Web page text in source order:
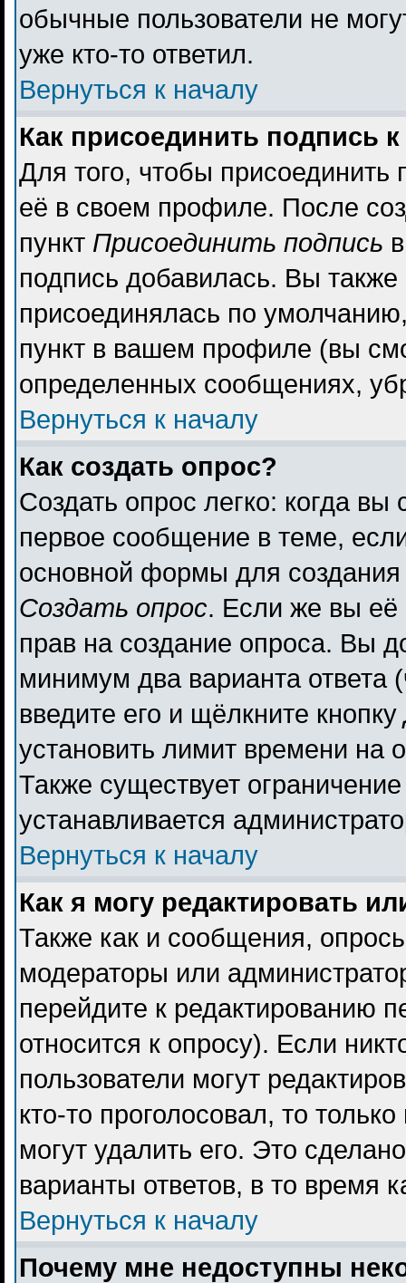
обычные пользователи не
уже кто-то ответил.
Вернуться к началу
Как присоединить подпись
Для того, чтобы
её в своем профиле. После
пункт Присоединить подпись
подпись добавилась. Вы
присоединялась по
пункт в вашем профиле (вы
определенных сообщениях,
Вернуться к началу
Как создать опрос?
Создать опрос легко: когда вы
первое сообщение в теме,
основной формы для
Создать опрос. Если же вы её
прав на создание опроса. Вы
минимум два варианта ответа
введите его и щёлкните кнопку
установить лимит времени на
Также существует
устанавливается
Вернуться к началу
Как я могу редактировать
Также как и сообщения,
модераторы или
перейдите к редактированию
относится к опросу). Если
пользователи могут
кто-то проголосовал, то
могут удалить его. Это
варианты ответов, в то время
Вернуться к началу
Почему мне недоступны